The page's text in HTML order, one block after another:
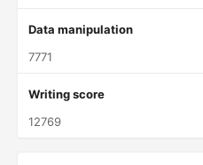
Data manipulation
7771
Writing score
12769